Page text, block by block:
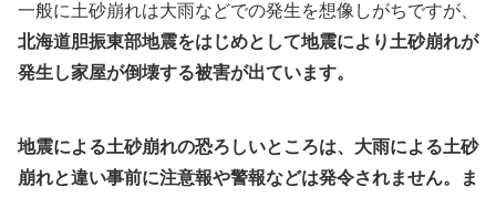
一般に土砂崩れは大雨などでの発生を想像しがちですが、
北海道胆振東部地震をはじめとして地震により土砂崩れが
発生し家屋が倒壊する被害が出ています。
地震による土砂崩れの恐ろしいところは、大雨による土砂
崩れと違い事前に注意報や警報などは発令されません。ま